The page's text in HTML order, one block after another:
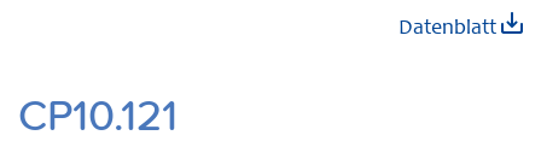
CP10.121
Datenblatt
Bildgalerie
springen